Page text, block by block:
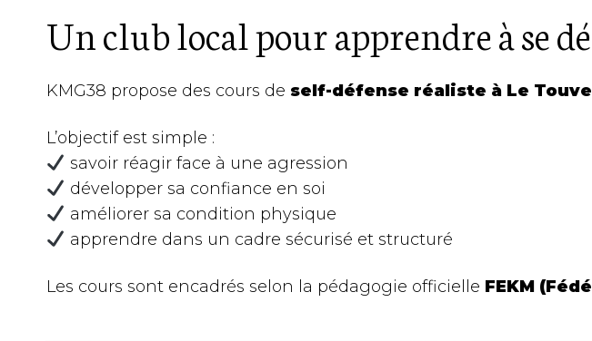
Un club local pour apprendre à se
KMG38 propose des cours de self-défense réaliste à Le
L’objectif est simple :
savoir réagir face à une agression
développer sa confiance en soi
améliorer sa condition physique
apprendre dans un cadre sécurisé et structuré
Les cours sont encadrés selon la pédagogie officielle FEKM